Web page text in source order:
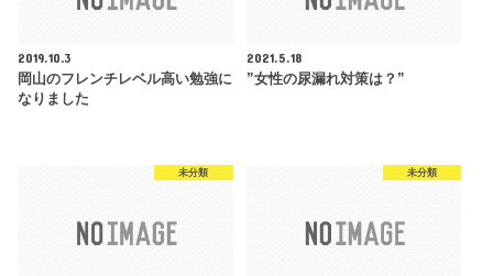
2019.10.3
岡山のフレンチレベル高い勉強に
なりました
2021.5.18
”女性の尿漏れ対策は？”
未分類 未分類